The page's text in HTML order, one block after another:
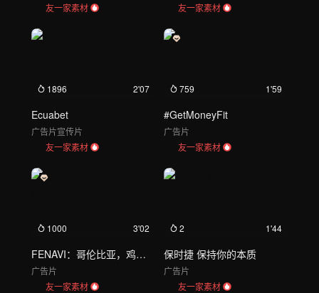
友一家素材
友一家素材
1896 2'07
Ecuabet
广告片宣传片
友一家素材
759 1'59
#GetMoneyFit
广告片
友一家素材
1000 3'02
FENAVI：哥伦比亚，鸡肉之国
广告片
友一家素材
2 1'44
保时捷 保持你的本质
广告片
友一家素材